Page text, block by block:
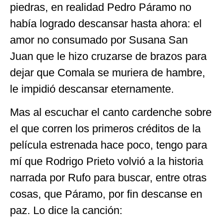
piedras, en realidad Pedro Páramo no
había logrado descansar hasta ahora: el
amor no consumado por Susana San
Juan que le hizo cruzarse de brazos para
dejar que Comala se muriera de hambre,
le impidió descansar eternamente.
Mas al escuchar el canto cardenche sobre
el que corren los primeros créditos de la
película estrenada hace poco, tengo para
mí que Rodrigo Prieto volvió a la historia
narrada por Rufo para buscar, entre otras
cosas, que Páramo, por fin descanse en
paz. Lo dice la canción: